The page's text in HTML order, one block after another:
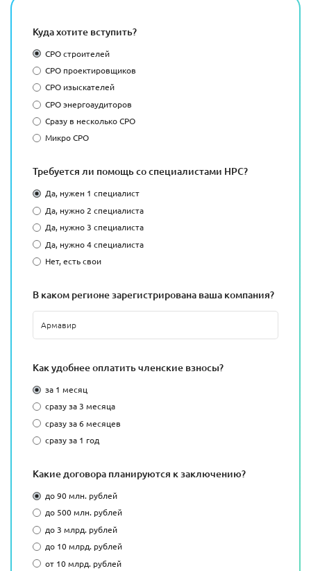
Куда хотите вступить?
СРО строителей
СРО проектировщиков
СРО изыскателей
СРО энергоаудиторов
Сразу в несколько СРО
Микро СРО
Требуется ли помощь со специалистами НРС?
Да, нужен 1 специалист
Да, нужно 2 специалиста
Да, нужно 3 специалиста
Да, нужно 4 специалиста
Нет, есть свои
В каком регионе зарегистрирована ваша компания?
Как удобнее оплатить членские взносы?
за 1 месяц
сразу за 3 месяца
сразу за 6 месяцев
сразу за 1 год
Какие договора планируются к заключению?
до 90 млн. рублей
до 500 млн. рублей
до 3 млрд. рублей
до 10 млрд. рублей
от 10 млрд. рублей